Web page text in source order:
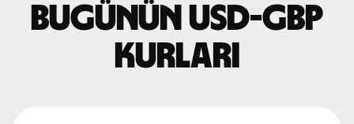
Bugünün USD-GBP
kurları